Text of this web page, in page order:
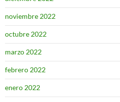
noviembre 2022
octubre 2022
marzo 2022
febrero 2022
enero 2022